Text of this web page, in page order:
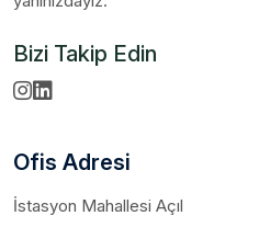
Bizi Takip Edin
Ofis Adresi
İstasyon Mahallesi Açıl